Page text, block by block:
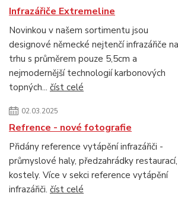
Infrazářiče Extremeline
Novinkou v našem sortimentu jsou
designové německé nejtenčí infrazářiče na
trhu s průměrem pouze 5,5cm a
nejmodernější technologií karbonových
topných... číst celé
02.03.2025
Refrence - nové fotografie
Přidány reference vytápění infrazářiči -
průmyslové haly, předzahrádky restaurací,
kostely. Více v sekci reference vytápění
infrazářiči. číst celé